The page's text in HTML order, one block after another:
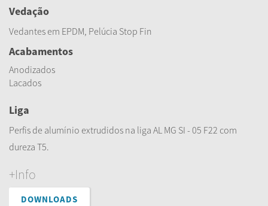
Vedação
Vedantes em EPDM, Pelúcia Stop Fin
Acabamentos
Anodizados
Lacados
Liga
Perfis de alumínio extrudidos na liga AL MG SI - 05 F22 com
dureza T5.
+Info
DOWNLOADS